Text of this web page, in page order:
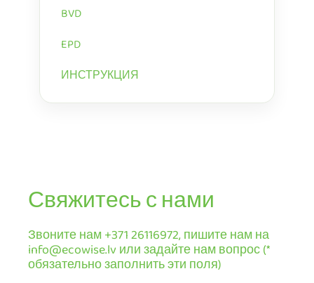
BVD
EPD
ИНСТРУКЦИЯ
Свяжитесь с нами
Звоните нам +371 26116972, пишите нам на
info@ecowise.lv или задайте нам вопрос (*
обязательно заполнить эти поля)